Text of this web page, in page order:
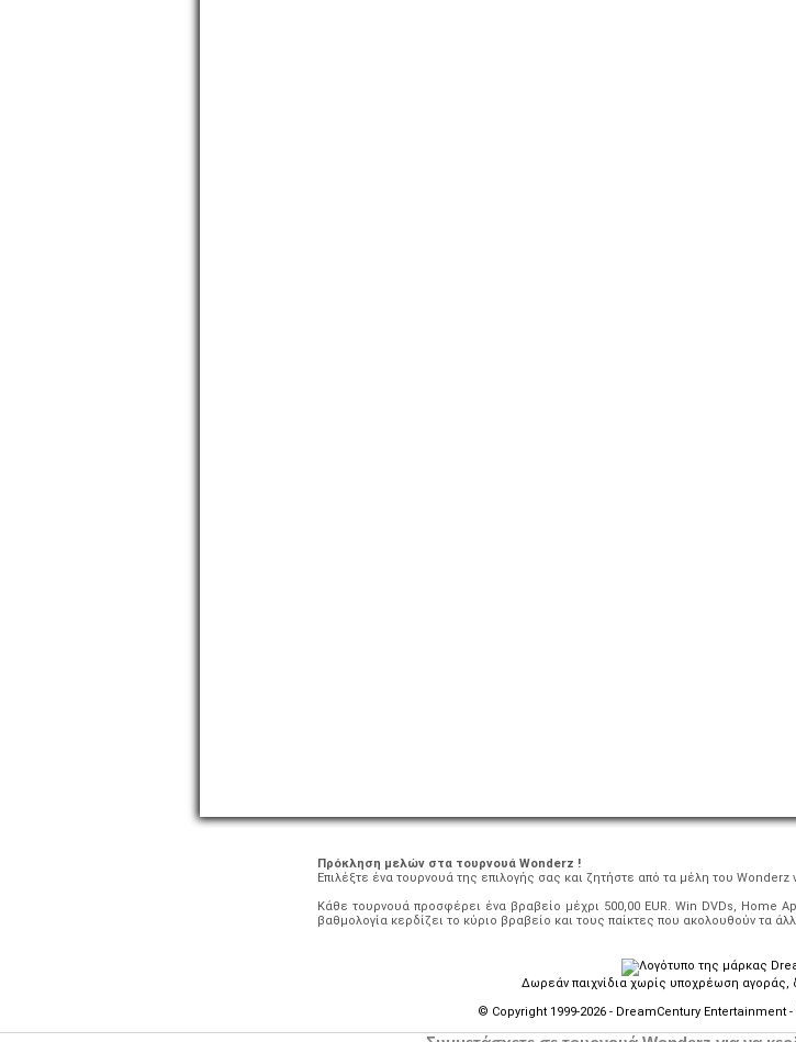
Πρόκληση μελών στα τουρνουά Wonderz !
Επιλέξτε ένα τουρνουά της επιλογής σας και ζητήστε από τα μέλη του Wonderz
Κάθε τουρνουά προσφέρει ένα βραβείο μέχρι 500,00 EUR. Win DVDs, Home
βαθμολογία κερδίζει το κύριο βραβείο και τους παίκτες που ακολουθούν τα
Δωρεάν παιχνίδια χωρίς υποχρέωση αγοράς,
© Copyright 1999-2026 - DreamCentury Entertainment